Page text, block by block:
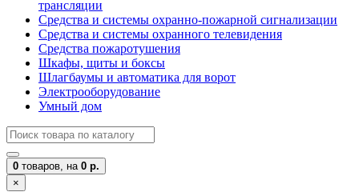
трансляции
Средства и системы охранно-пожарной сигнализации
Средства и системы охранного телевидения
Средства пожаротушения
Шкафы, щиты и боксы
Шлагбаумы и автоматика для ворот
Электрооборудование
Умный дом
0 товаров, на 0 р.
×